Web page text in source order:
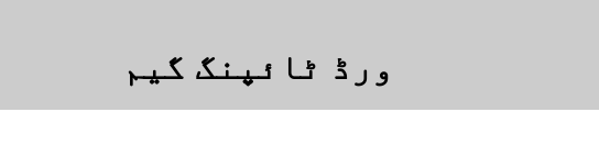
ورڈ ٹائپنگ گیم